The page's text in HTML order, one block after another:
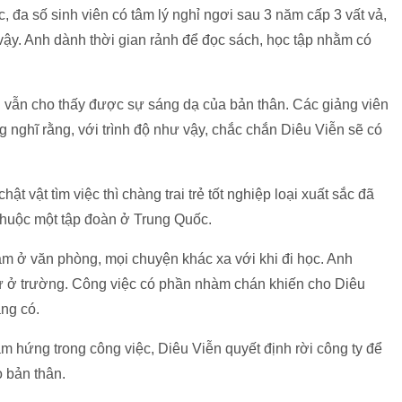
số sinh viên có tâm lý nghỉ ngơi sau 3 năm cấp 3 vất vả,
Anh dành thời gian rảnh để đọc sách, học tập nhằm có
cho thấy được sự sáng dạ của bản thân. Các giảng viên
nghĩ rằng, với trình độ như vậy, chắc chắn Diêu Viễn sẽ có
vật tìm việc thì chàng trai trẻ tốt nghiệp loại xuất sắc đã
một tập đoàn ở Trung Quốc.
ở văn phòng, mọi chuyện khác xa với khi đi học. Anh
trường. Công việc có phần nhàm chán khiến cho Diêu
có.
hứng trong công việc, Diêu Viễn quyết định rời công ty để
thân.